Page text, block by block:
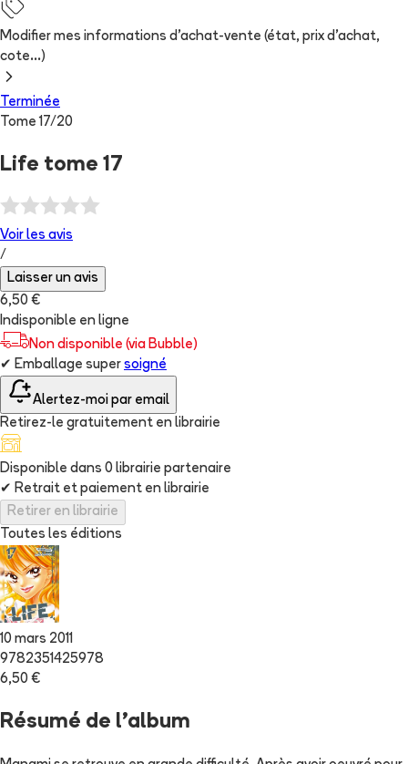
Modifier mes informations d'achat-vente (état, prix d'achat,
cote...)
Terminée
Tome 17/20
Life tome 17
Voir les avis
/
Laisser un avis
6,50 €
Indisponible en ligne
Non disponible (via Bubble)
✔ Emballage super soigné
Alertez-moi par email
Retirez-le gratuitement en librairie
Disponible dans 0 librairie partenaire
✔ Retrait et paiement en librairie
Retirer en librairie
Toutes les éditions
10 mars 2011
9782351425978
6,50 €
Résumé de l'album